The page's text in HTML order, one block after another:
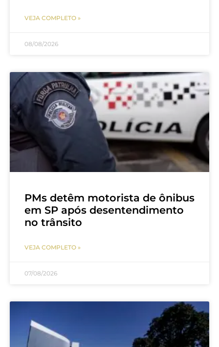
VEJA COMPLETO »
08/08/2026
PMs detêm motorista de ônibus
em SP após desentendimento
no trânsito
VEJA COMPLETO »
07/08/2026